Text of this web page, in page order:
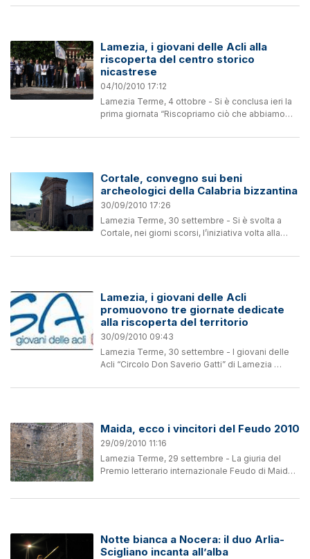
legalità cresce sui banchi di scuola” che...
Lamezia, i giovani delle Acli alla
riscoperta del centro storico
nicastrese
04/10/2010 17:12
Lamezia Terme, 4 ottobre - Si è conclusa ieri la
prima giornata “Riscopriamo ciò che abbiamo
sua storia” nel centro storico nicastrese e
Cortale, convegno sui beni
archeologici della Calabria bizzantina
30/09/2010 17:26
Lamezia Terme, 30 settembre - Si è svolta a
Cortale, nei giorni scorsi, l’iniziativa volta alla
radici bizantine del luogo.La manifestazione è
Lamezia, i giovani delle Acli
promuovono tre giornate dedicate
alla riscoperta del territorio
30/09/2010 09:43
Lamezia Terme, 30 settembre - I giovani delle
Acli “Circolo Don Saverio Gatti” di Lamezia
ciò che abbiamo dimenticato: Lamezia e la sua
Maida, ecco i vincitori del Feudo 2010
29/09/2010 11:16
Lamezia Terme, 29 settembre - La giuria del
Premio letterario internazionale Feudo di Maida
Notte bianca a Nocera: il duo Arlia-
Scigliano incanta all’alba